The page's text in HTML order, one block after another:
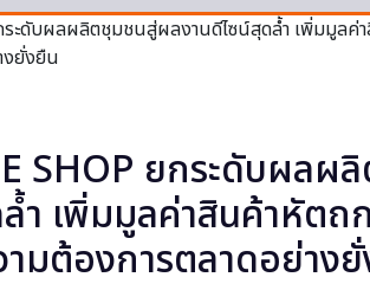
SHOP ยกระดับผลผ
ำ เพิ่มมูลค่าสินค้าหัตถ
มต้องการตลาดอย่าง